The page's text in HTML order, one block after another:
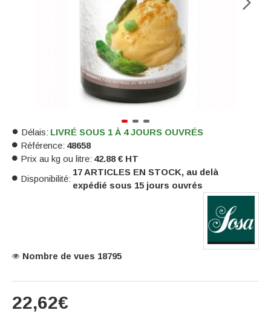
22,62€
Délais: LIVRÉ SOUS 1 À 4 JOURS OUVRÉS
Référence: 48658
Prix au kg ou litre: 42.88 € HT
Disponibilité:
17 ARTICLES EN STOCK, au delà
expédié sous 15 jours ouvrés
Nombre de vues 18795